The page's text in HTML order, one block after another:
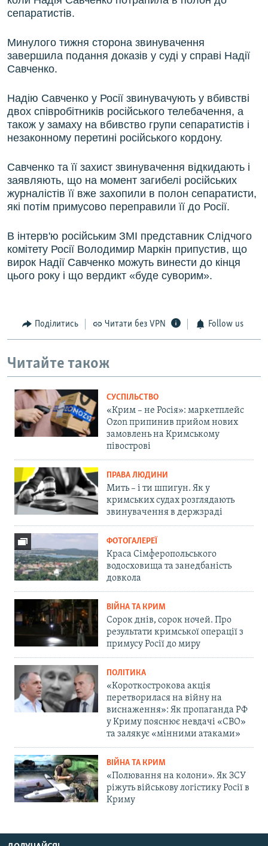
сепаратистів.
Минулого тижня сторона звинувачення
завершила подання доказів у суді у справі Надії
Савченко.
Надію Савченко у Росії звинувачують у вбивстві
двох співробітників російського телебачення, а
також у замаху на вбивство групи сепаратистів і
незаконному перетині російського кордону.
Савченко та її захист звинувачення відкидають і
заявляють, що на момент загибелі російських
журналістів її вже захопили в полон сепаратисти,
які потім примусово переправили її до Росії.
В інтерв'ю російським ЗМІ представник Слідчого
комітету Росії Володимир Маркін припустив, що
вирок Надії Савченко можуть винести до кінця
цього року і що вердикт «буде суворим».
Поділитись Читати без VPN Follow us
Читайте також
СУСПІЛЬСТВО
«Крим – не Росія»: маркетплейс
Ozon припинив прийом нових
замовлень на Кримському
півострові
ПРАВА ЛЮДИНИ
Мить – і ти шпигун. Як у
кримських судах розглядають
звинувачення в держзраді
ФОТОГАЛЕРЕЇ
Краса Сімферопольського
водосховища та занедбаність
довкола
ВІЙНА ТА КРИМ
Сорок днів, сорок ночей. Про
результати кримської операції з
примусу Росії до миру
ПОЛІТИКА
«Короткострокова акція
перетворилася на війну на
виснаження»: Як пропаганда РФ
у Криму пояснює невдачі «СВО»
та залякує «мінними атаками»
ВІЙНА ТА КРИМ
«Полювання на колони». Як ЗСУ
ріжуть військову логістику Росії в
Криму